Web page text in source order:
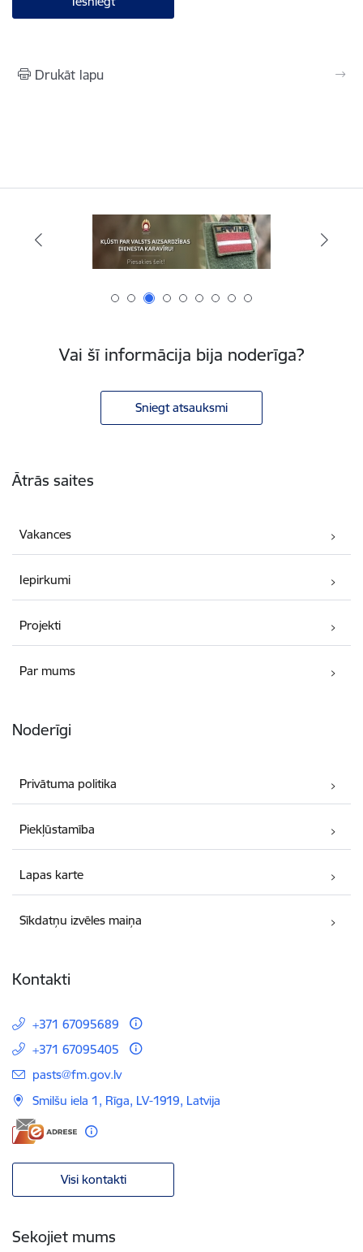
Drukāt lapu
Vai šī informācija bija noderīga?
Sniegt atsauksmi
Ātrās saites
Vakances
Iepirkumi
Projekti
Par mums
Noderīgi
Privātuma politika
Piekļūstamība
Lapas karte
Sīkdatņu izvēles maiņa
Kontakti
+371 67095689
+371 67095405
E-pasts:
pasts@fm.gov.lv
Smilšu iela 1, Rīga, LV-1919, Latvija
Visi kontakti
Sekojiet mums